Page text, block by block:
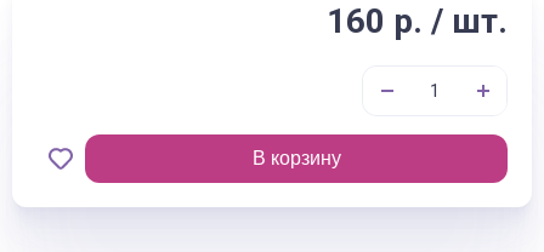
160 р. / шт.
В корзину